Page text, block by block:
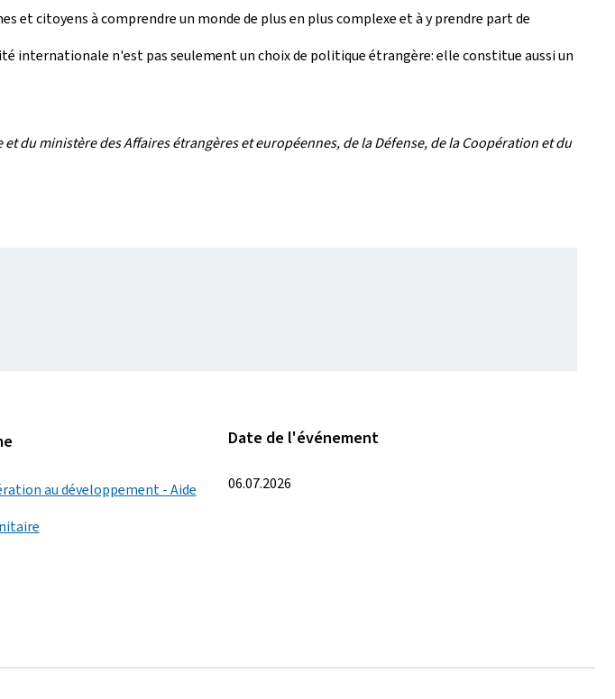
et citoyens à comprendre un monde de plus en plus complexe et à y prendre part de
internationale n'est pas seulement un choix de politique étrangère: elle constitue aussi un
ministère des Affaires étrangères et européennes, de la Défense, de la Coopération et du
au développement - Aide
Date de l'événement
06.07.2026